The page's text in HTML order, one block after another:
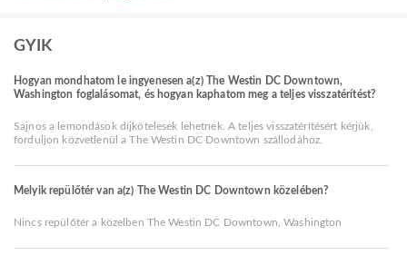
GYIK
Hogyan mondhatom le ingyenesen a(z) The Westin DC Downtown,
Washington foglalásomat, és hogyan kaphatom meg a teljes visszatérítést?
Sajnos a lemondások díjkötelesek lehetnek. A teljes visszatérítésért kérjük,
forduljon közvetlenül a The Westin DC Downtown szállodához.
Melyik repülőtér van a(z) The Westin DC Downtown közelében?
Nincs repülőtér a közelben The Westin DC Downtown, Washington